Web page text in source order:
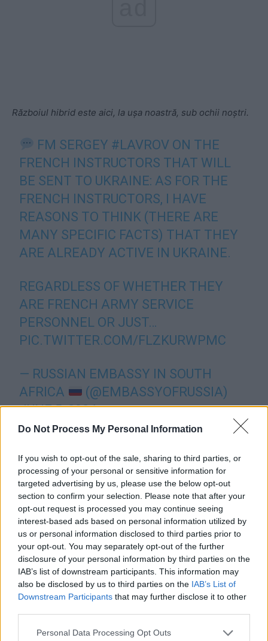
Do Not Process My Personal Information
If you wish to opt-out of the sale, sharing to third parties, or
processing of your personal or sensitive information for
targeted advertising by us, please use the below opt-out
section to confirm your selection. Please note that after your
opt-out request is processed you may continue seeing
interest-based ads based on personal information utilized by
us or personal information disclosed to third parties prior to
your opt-out. You may separately opt-out of the further
disclosure of your personal information by third parties on the
IAB’s list of downstream participants. This information may
also be disclosed by us to third parties on the IAB’s List of
Downstream Participants that may further disclose it to other
Personal Data Processing Opt Outs
Războiul hibrid este aici, la ușa noastră, sub ochii noștri.
FM SERGEY #LAVROV ON THE
FRENCH INSTRUCTORS THAT WILL
BE SENT TO UKRAINE: AS FOR THE
FRENCH INSTRUCTORS, I HAVE
REASONS TO THINK (THERE ARE
MANY SPECIFIC FACTS) THAT THEY
ARE ALREADY ACTIVE IN UKRAINE.
REGARDLESS OF WHETHER THEY
ARE FRENCH ARMY SERVICE
PERSONNEL OR JUST…
PIC.TWITTER.COM/FLZKURWPMC
— RUSSIAN EMBASSY IN SOUTH
AFRICA
(@EMBASSYOFRUSSIA)
JUNE 5, 2024
ad